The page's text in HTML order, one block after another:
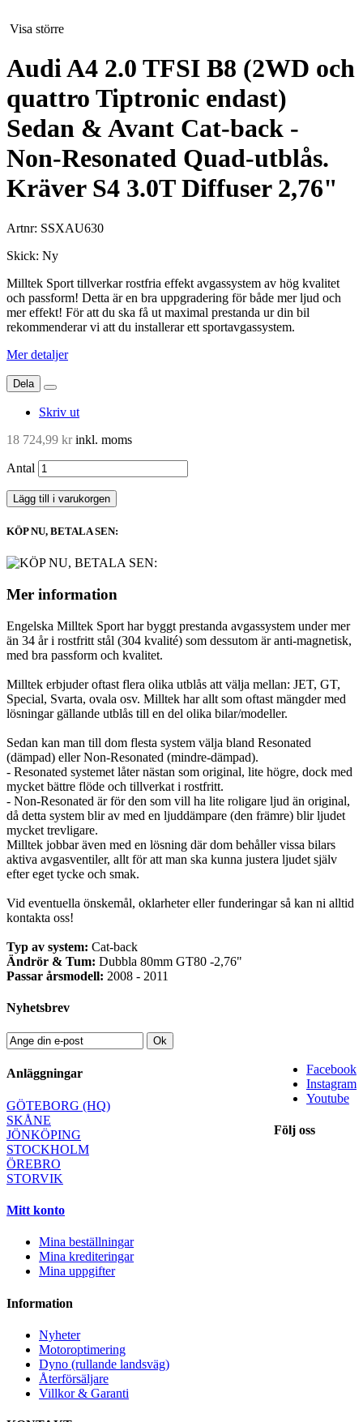
Visa större
Audi A4 2.0 TFSI B8 (2WD och
quattro Tiptronic endast)
Sedan & Avant Cat-back -
Non-Resonated Quad-utblås.
Kräver S4 3.0T Diffuser 2,76"
Artnr: SSXAU630
Skick: Ny
Milltek Sport tillverkar rostfria effekt avgassystem av hög kvalitet
och passform! Detta är en bra uppgradering för både mer ljud och
mer effekt! För att du ska få ut maximal prestanda ur din bil
rekommenderar vi att du installerar ett sportavgassystem.
Mer detaljer
Dela
Skriv ut
18 724,99 krinkl. moms
Antal
Lägg till i varukorgen
KÖP NU, BETALA SEN:
Mer information
Engelska Milltek Sport har byggt prestanda avgassystem under mer
än 34 år i rostfritt stål (304 kvalité) som dessutom är anti-magnetisk,
med bra passform och kvalitet.
Milltek erbjuder oftast flera olika utblås att välja mellan: JET, GT,
Special, Svarta, ovala osv. Milltek har allt som oftast mängder med
lösningar gällande utblås till en del olika bilar/modeller.
Sedan kan man till dom flesta system välja bland Resonated
(dämpad) eller Non-Resonated (mindre-dämpad).
- Resonated systemet låter nästan som original, lite högre, dock med
mycket bättre flöde och tillverkat i rostfritt.
- Non-Resonated är för den som vill ha lite roligare ljud än original,
då detta system blir av med en ljuddämpare (den främre) blir ljudet
mycket trevligare.
Milltek jobbar även med en lösning där dom behåller vissa bilars
aktiva avgasventiler, allt för att man ska kunna justera ljudet själv
efter eget tycke och smak.
Vid eventuella önskemål, oklarheter eller funderingar så kan ni alltid
kontakta oss!
Typ av system: Cat-back
Ändrör & Tum: Dubbla 80mm GT80 -2,76"
Passar årsmodell: 2008 - 2011
Nyhetsbrev
Ok
Facebook
Instagram
Youtube
Följ oss
Anläggningar
GÖTEBORG (HQ)
SKÅNE
JÖNKÖPING
STOCKHOLM
ÖREBRO
STORVIK
Mitt konto
Mina beställningar
Mina krediteringar
Mina uppgifter
Information
Nyheter
Motoroptimering
Dyno (rullande landsväg)
Återförsäljare
Villkor & Garanti